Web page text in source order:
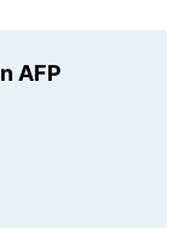
AFP